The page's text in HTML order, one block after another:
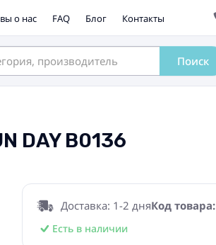
о нас FAQ Блог Контакты
Поиск
DAY B0136
Доставка: 1-2 дняКод товара:
Есть в наличии